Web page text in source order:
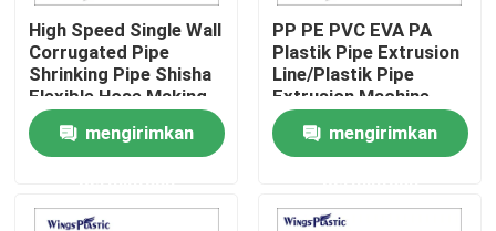
Rumah
Produk
Tentang kami
High Speed Single Wall
Corrugated Pipe
Shrinking Pipe Shisha
Flexible Hose Making
Machine Mesin
pembuatan selang
fleksibel
mengirimkan
PP PE PVC EVA PA
Plastik Pipe Extrusion
Line/Plastik Pipe
Extrusion Machine
mengirimkan